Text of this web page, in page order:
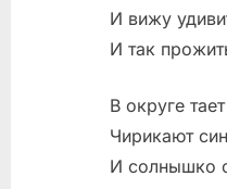
И вижу
И так
В округе
Чирикают
И солнышко